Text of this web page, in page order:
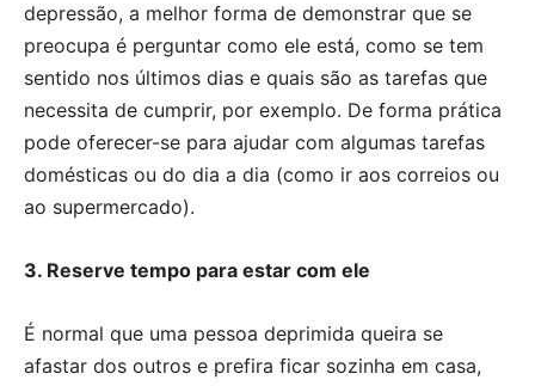
depressão, a melhor forma de demonstrar que se
preocupa é perguntar como ele está, como se tem
sentido nos últimos dias e quais são as tarefas que
necessita de cumprir, por exemplo. De forma prática
pode oferecer-se para ajudar com algumas tarefas
domésticas ou do dia a dia (como ir aos correios ou
ao supermercado).
3. Reserve tempo para estar com ele
É normal que uma pessoa deprimida queira se
afastar dos outros e prefira ficar sozinha em casa,